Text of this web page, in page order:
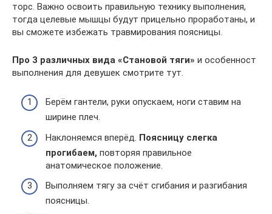
торс. Важно освоить правильную технику выполнения,
тогда целевые мышцы будут прицельно проработаны, и
вы сможете избежать травмирования поясницы.
Про 3 различных вида «Становой тяги» и особенност
выполнения для девушек смотрите тут.
Берём гантели, руки опускаем, ноги ставим на
ширине плеч.
Наклоняемся вперёд. Поясницу слегка
прогибаем, повторяя правильное
анатомическое положение.
Выполняем тягу за счёт сгибания и разгибания
поясницы.